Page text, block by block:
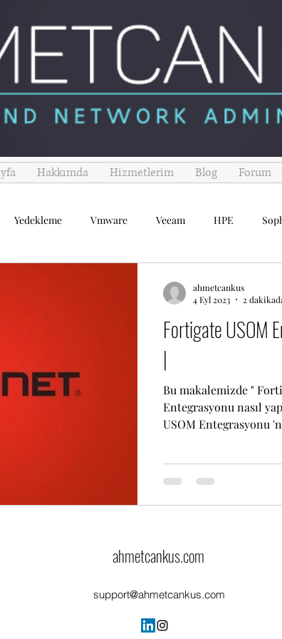
Hakkımda Hizmetlerim Blog Forum
Yedekleme Vmware Veeam HPE
Fortigate USOM
|
Bu makalemizde "
Entegrasyonu nasıl
USOM Entegrasyonu
ahmetcankus
4 Eyl 2023
2
ahmetcankus.com
support@ahmetcankus.com